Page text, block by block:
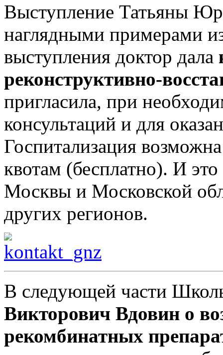
Выступление Татьяны
наглядными примерами
выступления доктор дала
реконструктивно-
пригласила, при
консультаций и для
Госпитализация
квотам (бесплатно). И это
Москвы и Московской
других регионов.
В следующей части
Викторович Вдовин о
рекомбинатных